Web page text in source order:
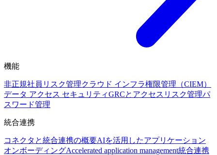
機能
非正規社員リスク管理クラウド インフラ権限管理（CIEM）
データ アクセス セキュリティGRCとアクセスリスク管理パ
スワード管理
統合連携
コネクタと統合連携の概要AIを活用したアプリケーション
オンボーディングAccelerated application management統合連携